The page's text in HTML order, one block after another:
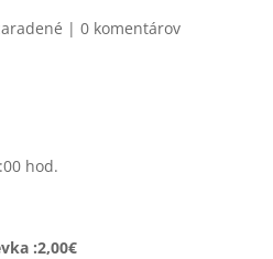
| 0 komentárov
hod.
:2,00€